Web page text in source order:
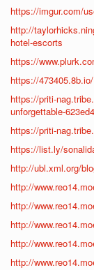
https://imgur.com/
http://
hotel-escorts
https://
https://473405.8b.io/
https://priti-
unforgettable-
https://priti-
https://list.ly/
http://ubl.xml.org/
http://
http://
http://
http://
http://